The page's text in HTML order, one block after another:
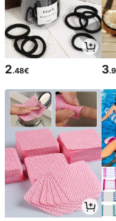
2.48€ 3